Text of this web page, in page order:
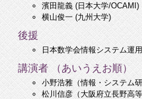
濱田龍義 (日本大学/OCAMI)
横山俊一 (九州大学)
後援
日本数学会情報システム運
講演者 （あいうえお順）
小野浩雅（情報・システム
松川信彦（大阪府立長野高